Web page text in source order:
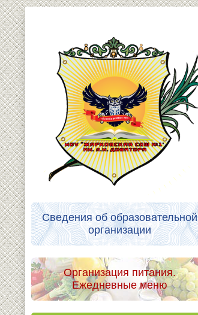
Сведения об образовательной
организации
Организация питания.
Ежедневные меню